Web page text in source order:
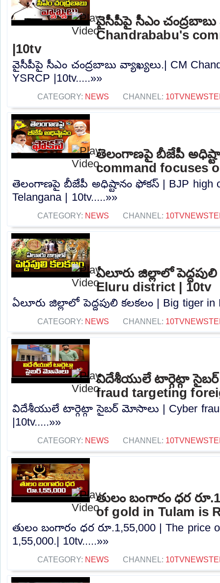
వైసీపీపై సీఎం చంద్రబాబు
Chandrababu's
|10tv
వైసీపీపై సీఎం చంద్రబాబు వ్యాఖ్యలు.| CM
YSRCP |10tv.....»»
CATEGORY: NEWS CHANNEL:
తెలంగాణపై బీజేపీ
command focuses
తెలంగాణపై బీజేపీ అధిష్టానం ఫోకస్ | BJP high
Telangana | 10tv.....»»
CATEGORY: NEWS CHANNEL:
ఏలూరు జిల్లాలో
Eluru district | 10tv
ఏలూరు జిల్లాలో పెద్దపులి కలకలం | Big tiger in
CATEGORY: NEWS CHANNEL:
విదేశీయులే టార్గెట్గా
fraud targeting
విదేశీయులే టార్గెట్గా సైబర్ మోసాలు | Cyber ​​fraud
|10tv.....»»
CATEGORY: NEWS CHANNEL:
తులం బంగారం ధర
of gold in Tulam is
తులం బంగారం ధర రూ.1,55,000 | The price
1,55,000.| 10tv.....»»
CATEGORY: NEWS CHANNEL: